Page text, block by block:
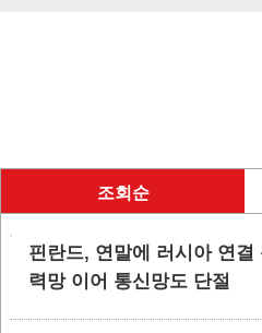
조회순
핀란드, 연말에 러시아 연
력망 이어 통신망도 단절